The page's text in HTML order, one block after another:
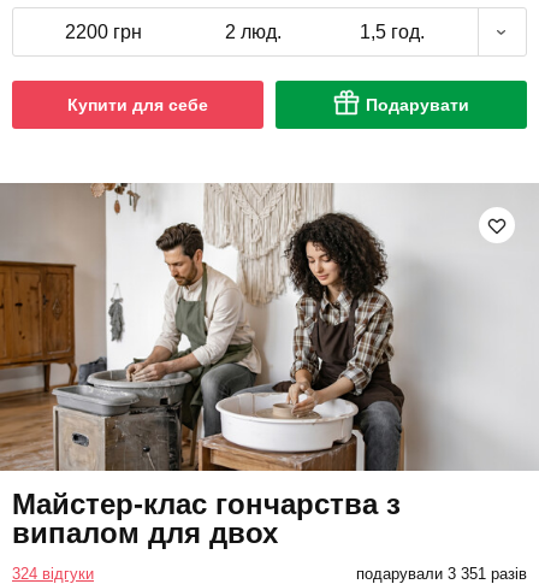
2200 грн 2 люд. 1,5 год.
Купити для себе Подарувати
Майстер-клас гончарства з
випалом для двох
324 відгуки подарували 3 351 разів